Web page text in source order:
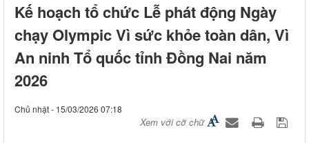
Kế hoạch tổ chức Lễ phát động Ngày
chạy Olympic Vì sức khỏe toàn dân, Vì
An ninh Tổ quốc tỉnh Đồng Nai năm
2026
Chủ nhật - 15/03/2026 07:18
Xem với cỡ chữ